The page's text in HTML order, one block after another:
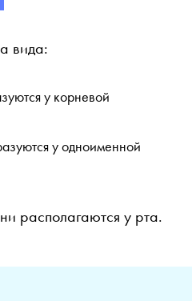
вида:
у корневой
у одноименной
располагаются у рта.